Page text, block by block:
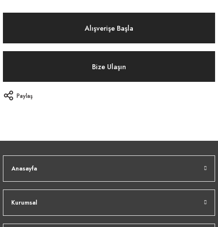
Alışverişe Başla
Bize Ulaşın
Paylaş
Anasayfa
Kurumsal